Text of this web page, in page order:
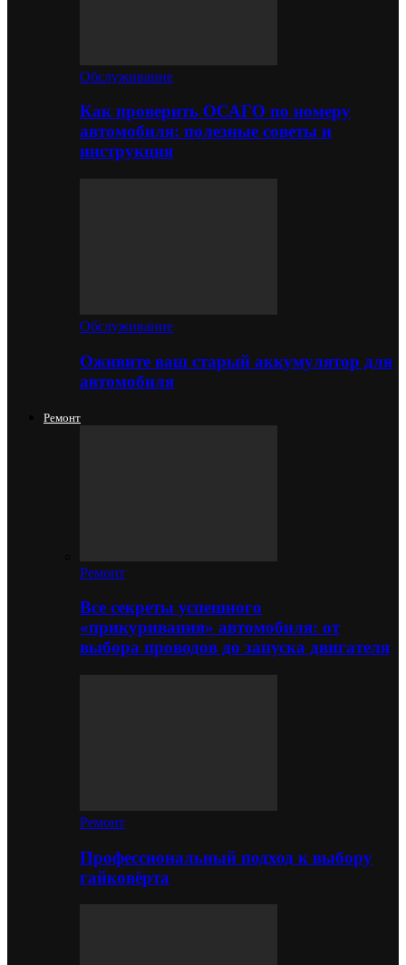
Обслуживание
Как проверить ОСАГО по номеру
автомобиля: полезные советы и
инструкция
Обслуживание
Оживите ваш старый аккумулятор для
автомобиля
Ремонт
Ремонт
Все секреты успешного
«прикуривания» автомобиля: от
выбора проводов до запуска двигателя
Ремонт
Профессиональный подход к выбору
гайковёрта